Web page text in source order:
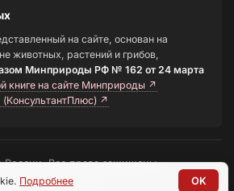
на сайте, основан на
животных, растений и грибов,
Минприроды РФ № 162 от 24 марта
книге на сайте Минприроды ↗
↗
России. Все права защищены.
о редких видах
Подробнее OK